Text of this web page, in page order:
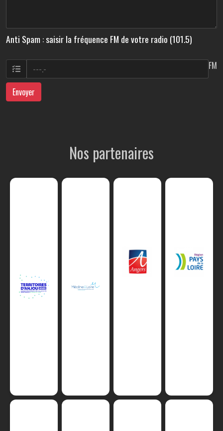
Anti Spam : saisir la fréquence FM de votre radio (101.5)
FM
Envoyer
Nos partenaires